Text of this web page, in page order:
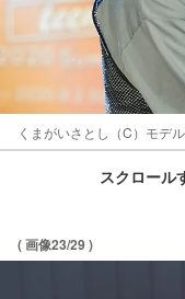
くまがいさとし（C）モデ
スクロール
( 画像23/29 )